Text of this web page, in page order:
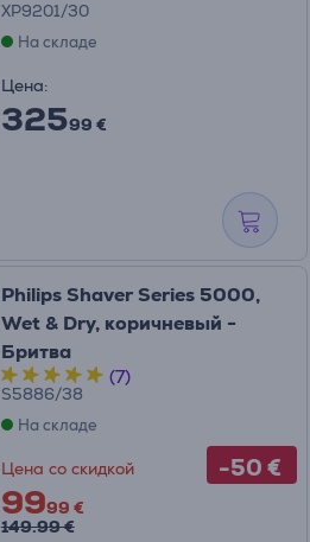
XP9201/30
На складе
Цена:
32599 €
-50 €
Philips Shaver Series 5000,
Wet & Dry, коричневый -
Бритва
(7)
S5886/38
На складе
Цена со скидкой
9999 €
149.99 €